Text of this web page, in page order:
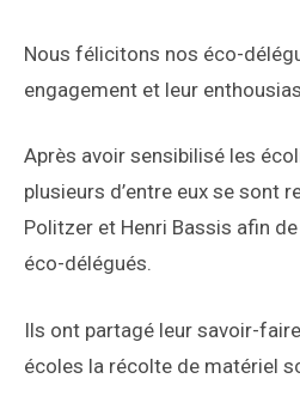
Nous félicitons nos éco-
engagement et leur
Après avoir sensibilisé les
plusieurs d’entre eux se sont
Politzer et Henri Bassis afin
éco-délégués.
Ils ont partagé leur savoir-
écoles la récolte de matériel